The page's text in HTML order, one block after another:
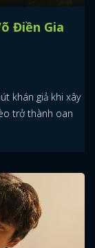
Điền Gia
khán giả khi xây
trở thành oan